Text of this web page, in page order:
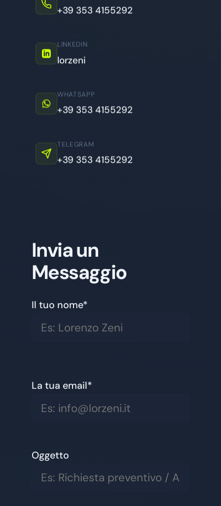
+39 353 4155292
LINKEDIN
lorzeni
WHATSAPP
+39 353 4155292
TELEGRAM
+39 353 4155292
Invia un
Messaggio
Il tuo nome*
La tua email*
Oggetto